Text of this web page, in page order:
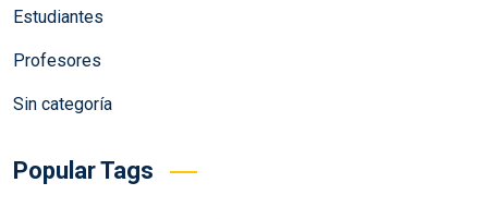
Estudiantes
Profesores
Sin categoría
Popular Tags